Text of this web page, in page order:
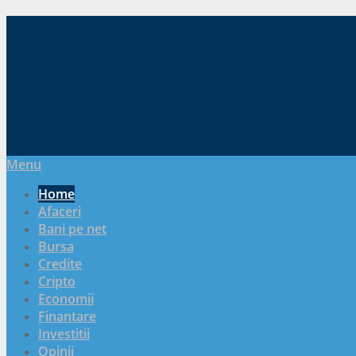
Menu
Home
Afaceri
Bani pe net
Bursa
Credite
Cripto
Economii
Finantare
Investitii
Opinii